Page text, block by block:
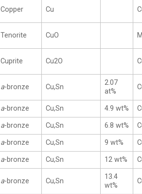
Copper Cu
Tenorite CuO
Cuprite Cu2O
a-bronze Cu,Sn
2.07
at%
a-bronze Cu,Sn 4.9 wt%
a-bronze Cu,Sn 6.8 wt%
a-bronze Cu,Sn 9 wt%
a-bronze Cu,Sn 12 wt%
a-bronze Cu,Sn
13.4
wt%